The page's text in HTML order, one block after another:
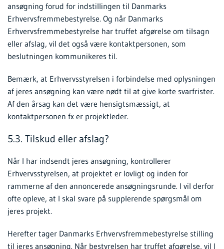
ansøgning forud for indstillingen til Danmarks
Erhvervsfremmebestyrelse. Og når Danmarks
Erhvervsfremmebestyrelse har truffet afgørelse om tilsagn
eller afslag, vil det også være kontaktpersonen, som
beslutningen kommunikeres til.
Bemærk, at Erhvervsstyrelsen i forbindelse med oplysningen
af jeres ansøgning kan være nødt til at give korte svarfrister.
Af den årsag kan det være hensigtsmæssigt, at
kontaktpersonen fx er projektleder.
5.3. Tilskud eller afslag?
Når I har indsendt jeres ansøgning, kontrollerer
Erhvervsstyrelsen, at projektet er lovligt og inden for
rammerne af den annoncerede ansøgningsrunde. I vil derfor
ofte opleve, at I skal svare på supplerende spørgsmål om
jeres projekt.
Herefter tager Danmarks Erhvervsfremmebestyrelse stilling
til jeres ansøgning. Når bestyrelsen har truffet afgørelse, vil I